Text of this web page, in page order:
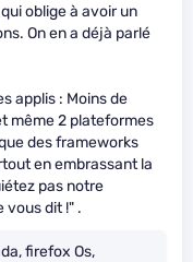
oblige à avoir un
On en a déjà parlé
applis : Moins de
même 2 plateformes
des frameworks
en embrassant la
pas notre
vous dit !" .
firefox Os,